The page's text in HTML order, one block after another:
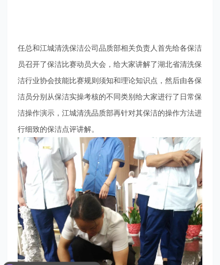
任总和江城清洗保洁公司品质部相关负责人首先给各保洁
员召开了保洁比赛动员大会，给大家讲解了湖北省清洗保
洁行业协会技能比赛规则须知和理论知识点，然后由各保
洁员分别从保洁实操考核的不同类别给大家进行了日常保
洁操作演示，江城清洗品质部再针对其保洁的操作方法进
行细致的保洁点评讲解。